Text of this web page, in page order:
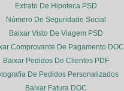
Extrato De Hipoteca PSD
Número De Seguridade Social
Baixar Visto De Viagem PSD
Comprovante De Pagamento DOC
Baixar Pedidos De Clientes PDF
De Pedidos Personalizados
Baixar Fatura DOC